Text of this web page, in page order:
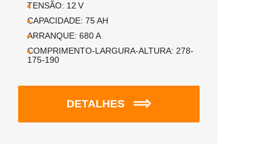
TENSÃO: 12 V
CAPACIDADE: 75AH
ARRANQUE: 680A
COMPRIMENTO-LARGURA-ALTURA: 278-
175-190
DETALHES